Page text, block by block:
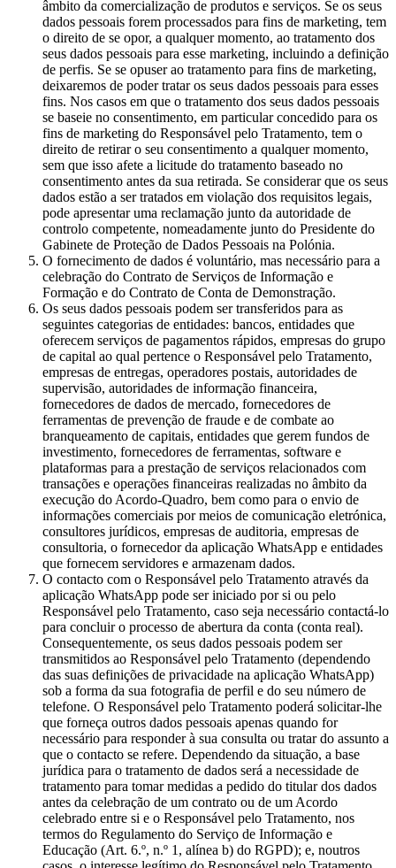
âmbito da comercialização de produtos e serviços. Se os seus
dados pessoais forem processados para fins de marketing, tem
o direito de se opor, a qualquer momento, ao tratamento dos
seus dados pessoais para esse marketing, incluindo a definição
de perfis. Se se opuser ao tratamento para fins de marketing,
deixaremos de poder tratar os seus dados pessoais para esses
fins. Nos casos em que o tratamento dos seus dados pessoais
se baseie no consentimento, em particular concedido para os
fins de marketing do Responsável pelo Tratamento, tem o
direito de retirar o seu consentimento a qualquer momento,
sem que isso afete a licitude do tratamento baseado no
consentimento antes da sua retirada. Se considerar que os seus
dados estão a ser tratados em violação dos requisitos legais,
pode apresentar uma reclamação junto da autoridade de
controlo competente, nomeadamente junto do Presidente do
Gabinete de Proteção de Dados Pessoais na Polónia.
O fornecimento de dados é voluntário, mas necessário para a
celebração do Contrato de Serviços de Informação e
Formação e do Contrato de Conta de Demonstração.
Os seus dados pessoais podem ser transferidos para as
seguintes categorias de entidades: bancos, entidades que
oferecem serviços de pagamentos rápidos, empresas do grupo
de capital ao qual pertence o Responsável pelo Tratamento,
empresas de entregas, operadores postais, autoridades de
supervisão, autoridades de informação financeira,
fornecedores de dados de mercado, fornecedores de
ferramentas de prevenção de fraude e de combate ao
branqueamento de capitais, entidades que gerem fundos de
investimento, fornecedores de ferramentas, software e
plataformas para a prestação de serviços relacionados com
transações e operações financeiras realizadas no âmbito da
execução do Acordo-Quadro, bem como para o envio de
informações comerciais por meios de comunicação eletrónica,
consultores jurídicos, empresas de auditoria, empresas de
consultoria, o fornecedor da aplicação WhatsApp e entidades
que fornecem servidores e armazenam dados.
O contacto com o Responsável pelo Tratamento através da
aplicação WhatsApp pode ser iniciado por si ou pelo
Responsável pelo Tratamento, caso seja necessário contactá-lo
para concluir o processo de abertura da conta (conta real).
Consequentemente, os seus dados pessoais podem ser
transmitidos ao Responsável pelo Tratamento (dependendo
das suas definições de privacidade na aplicação WhatsApp)
sob a forma da sua fotografia de perfil e do seu número de
telefone. O Responsável pelo Tratamento poderá solicitar-lhe
que forneça outros dados pessoais apenas quando for
necessário para responder à sua consulta ou tratar do assunto a
que o contacto se refere. Dependendo da situação, a base
jurídica para o tratamento de dados será a necessidade de
tratamento para tomar medidas a pedido do titular dos dados
antes da celebração de um contrato ou de um Acordo
celebrado entre si e o Responsável pelo Tratamento, nos
termos do Regulamento do Serviço de Informação e
Educação (Art. 6.º, n.º 1, alínea b) do RGPD); e, noutros